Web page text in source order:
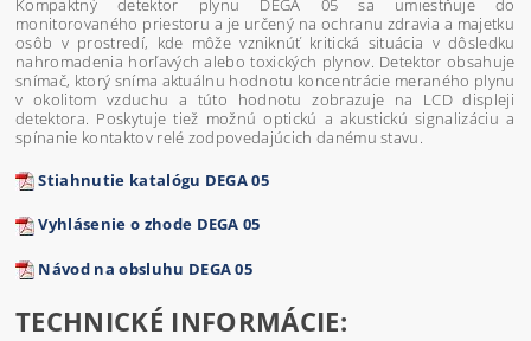
monitorovaného priestoru a je určený na ochranu zdravia a majetku
osôb v prostredí, kde môže vzniknúť kritická situácia v dôsledku
nahromadenia horľavých alebo toxických plynov. Detektor obsahuje
snímač, ktorý sníma aktuálnu hodnotu koncentrácie meraného plynu
v okolitom vzduchu a túto hodnotu zobrazuje na LCD displeji
detektora. Poskytuje tiež možnú optickú a akustickú signalizáciu a
spínanie kontaktov relé zodpovedajúcich danému stavu.
Stiahnutie katalógu DEGA 05
Vyhlásenie o zhode DEGA 05
Návod na obsluhu DEGA 05
TECHNICKÉ INFORMÁCIE: